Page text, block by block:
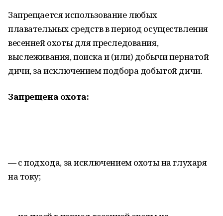
Запрещается использование любых
плавательных средств в период осуществления
весенней охоты для преследования,
выслеживания, поиска и (или) добычи пернатой
дичи, за исключением подбора добытой дичи.
Запрещена охота:
— с подхода, за исключением охоты на глухаря
на току;